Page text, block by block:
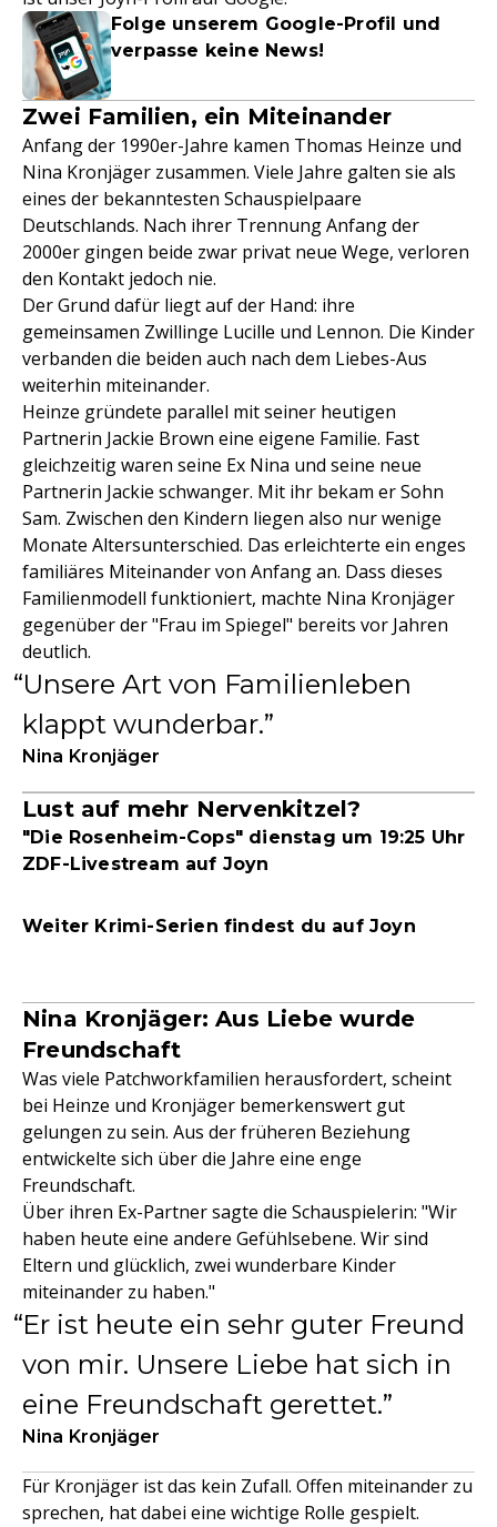
Folge unserem Google-Profil und
verpasse keine News!
Zwei Familien, ein Miteinander
Anfang der 1990er-Jahre kamen Thomas Heinze und
Nina Kronjäger zusammen. Viele Jahre galten sie als
eines der bekanntesten Schauspielpaare
Deutschlands. Nach ihrer Trennung Anfang der
2000er gingen beide zwar privat neue Wege, verloren
den Kontakt jedoch nie.
Der Grund dafür liegt auf der Hand: ihre
gemeinsamen Zwillinge Lucille und Lennon. Die Kinder
verbanden die beiden auch nach dem Liebes-Aus
weiterhin miteinander.
Heinze gründete parallel mit seiner heutigen
Partnerin Jackie Brown eine eigene Familie. Fast
gleichzeitig waren seine Ex Nina und seine neue
Partnerin Jackie schwanger. Mit ihr bekam er Sohn
Sam. Zwischen den Kindern liegen also nur wenige
Monate Altersunterschied. Das erleichterte ein enges
familiäres Miteinander von Anfang an. Dass dieses
Familienmodell funktioniert, machte Nina Kronjäger
gegenüber der "Frau im Spiegel" bereits vor Jahren
deutlich.
Unsere Art von Familienleben
klappt wunderbar.
Nina Kronjäger
Lust auf mehr Nervenkitzel?
"Die Rosenheim-Cops" dienstag um 19:25 Uhr
ZDF-Livestream auf Joyn
Weiter Krimi-Serien findest du auf Joyn
Nina Kronjäger: Aus Liebe wurde
Freundschaft
Was viele Patchworkfamilien herausfordert, scheint
bei Heinze und Kronjäger bemerkenswert gut
gelungen zu sein. Aus der früheren Beziehung
entwickelte sich über die Jahre eine enge
Freundschaft.
Über ihren Ex-Partner sagte die Schauspielerin: "Wir
haben heute eine andere Gefühlsebene. Wir sind
Eltern und glücklich, zwei wunderbare Kinder
miteinander zu haben."
Er ist heute ein sehr guter Freund
von mir. Unsere Liebe hat sich in
eine Freundschaft gerettet.
Nina Kronjäger
Für Kronjäger ist das kein Zufall. Offen miteinander zu
sprechen, hat dabei eine wichtige Rolle gespielt.